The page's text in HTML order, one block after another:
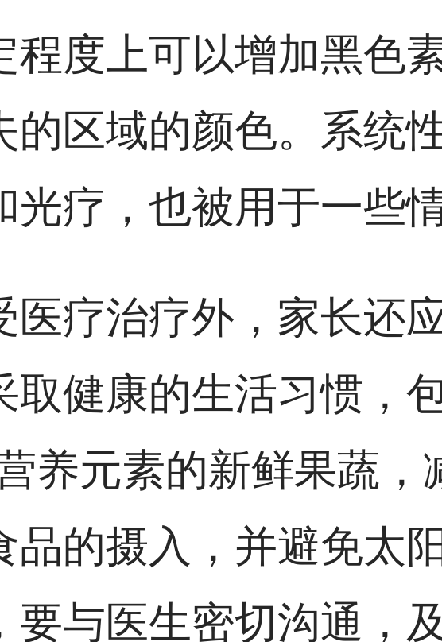
度上可以增加黑色
的区域的颜色。系统
疗，也被用于一些情
医疗治疗外，家长还
取健康的生活习惯，
养元素的新鲜果蔬，
品的摄入，并避免太
要与医生密切沟通，